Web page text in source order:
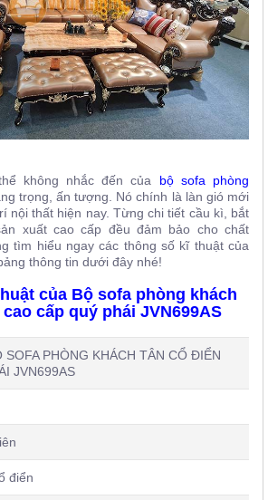
không nhắc đến của bộ sofa phòng
trọng, ấn tượng. Nó chính là làn gió mới
nội thất hiện nay. Từng chi tiết cầu kì, bắt
xuất cao cấp đều đảm bảo cho chất
tìm hiểu ngay các thông số kĩ thuật của
thông tin dưới đây nhé!
của Bộ sofa phòng khách
cấp quý phái JVN699AS
PHÒNG KHÁCH TÂN CỔ ĐIỂN
JVN699AS
điển